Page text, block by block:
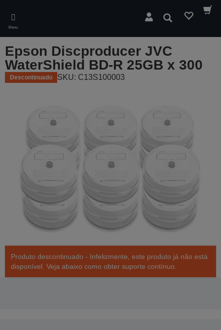
main
content
Menu
Pesquisar
Epson Discproducer JVC
WaterShield BD-R 25GB x 300
Descontinuado SKU: C13S100003
Produto descontinuado - Infelizmente, este produto já não está
disponível. Veja abaixo como obter suporte contínuo.